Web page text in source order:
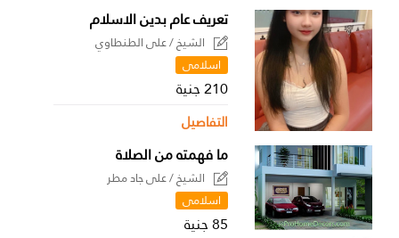
تعريف عام بدين الاسلام
الشيخ / على الطنطاوي
اسلامى
210 جنية
التفاصيل
ما فهمته من الصلاة
الشيخ / على جاد مطر
اسلامى
85 جنية